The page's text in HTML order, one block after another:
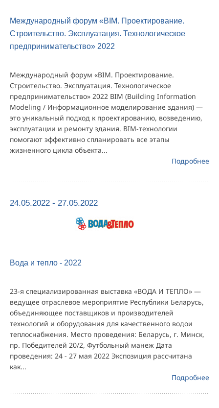
Международный форум «BIM. Проектирование.
Строительство. Эксплуатация. Технологическое
предпринимательство» 2022
Международный форум «BIM. Проектирование.
Строительство. Эксплуатация. Технологическое
предпринимательство» 2022 BIM (Building Information
Modeling / Информационное моделирование здания) —
это уникальный подход к проектированию, возведению,
эксплуатации и ремонту здания. BIM-технологии
помогают эффективно спланировать все этапы
жизненного цикла объекта...
Подробнее
24.05.2022 - 27.05.2022
Вода и тепло - 2022
23-я специализированная выставка «ВОДА И ТЕПЛО» —
ведущее отраслевое мероприятие Республики Беларусь,
объединяющее поставщиков и производителей
технологий и оборудования для качественного водои
теплоснабжения. Место проведения: Беларусь, г. Минск,
пр. Победителей 20/2, Футбольный манеж Дата
проведения: 24 - 27 мая 2022 Экспозиция рассчитана
как...
Подробнее